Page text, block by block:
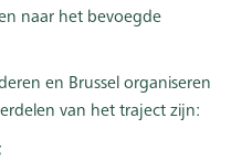
naar het bevoegde
en Brussel organiseren
van het traject zijn:
;